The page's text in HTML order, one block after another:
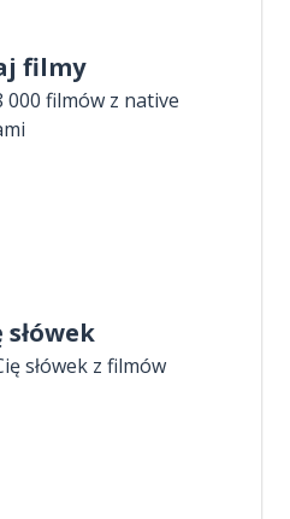
filmy
000 filmów z native
słówek
słówek z filmów